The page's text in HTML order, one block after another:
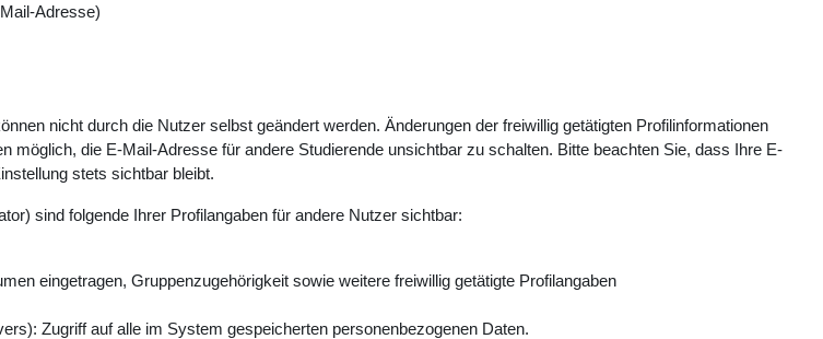
Adresse)
nicht durch die Nutzer selbst geändert werden. Änderungen der freiwillig getätigten Profilinformationen
möglich, die E-Mail-Adresse für andere Studierende unsichtbar zu schalten. Bitte beachten Sie, dass Ihre E-
stets sichtbar bleibt.
sind folgende Ihrer Profilangaben für andere Nutzer sichtbar:
eingetragen, Gruppenzugehörigkeit sowie weitere freiwillig getätigte Profilangaben
Zugriff auf alle im System gespeicherten personenbezogenen Daten.